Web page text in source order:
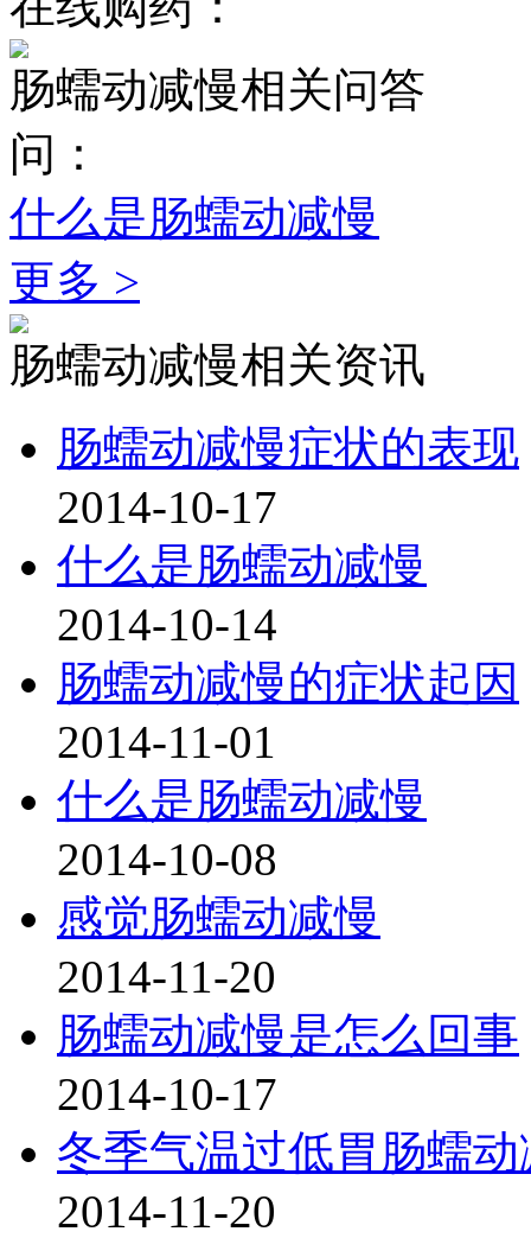
肠蠕动减慢相关问答
问：
什么是肠蠕动减慢
更多 >
肠蠕动减慢相关资讯
肠蠕动减慢症状的表现
2014-10-17
什么是肠蠕动减慢
2014-10-14
肠蠕动减慢的症状起因
2014-11-01
什么是肠蠕动减慢
2014-10-08
感觉肠蠕动减慢
2014-11-20
肠蠕动减慢是怎么回事
2014-10-17
冬季气温过低胃肠蠕
2014-11-20